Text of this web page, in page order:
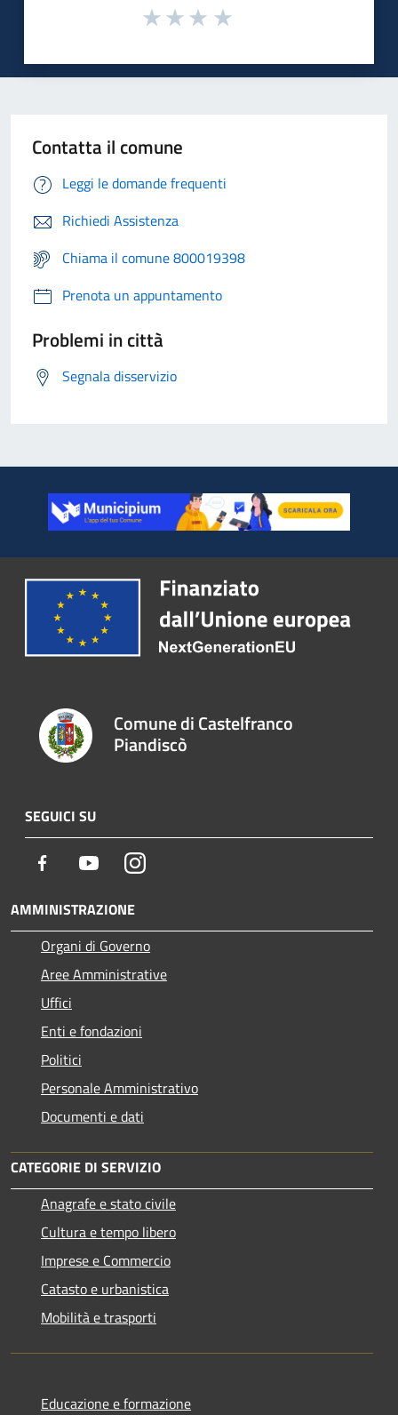
Contatta il comune
Leggi le domande frequenti
Richiedi Assistenza
Chiama il comune 800019398
Prenota un appuntamento
Problemi in città
Segnala disservizio
Comune di Castelfranco
Piandiscò
SEGUICI SU
Facebook YoutubeInstagram
AMMINISTRAZIONE
Organi di Governo
Aree Amministrative
Uffici
Enti e fondazioni
Politici
Personale Amministrativo
Documenti e dati
CATEGORIE DI SERVIZIO
Anagrafe e stato civile
Cultura e tempo libero
Imprese e Commercio
Catasto e urbanistica
Mobilità e trasporti
Educazione e formazione